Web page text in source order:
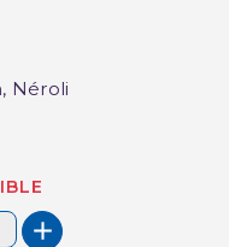
Néroli